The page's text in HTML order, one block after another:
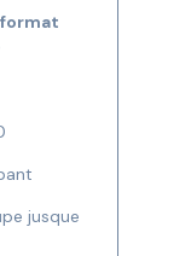
jusque